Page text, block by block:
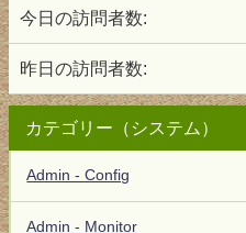
今日の訪問者数:
昨日の訪問者数:
カテゴリー（システム）
Admin - Config
Admin - Monitor